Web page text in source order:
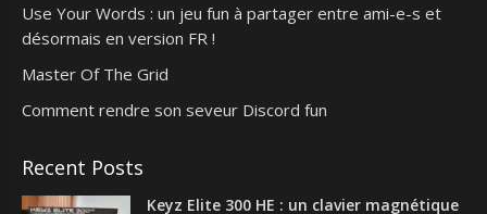
Use Your Words : un jeu fun à partager entre ami-e-s et
désormais en version FR !
Master Of The Grid
Comment rendre son seveur Discord fun
Recent Posts
Keyz Elite 300 HE : un clavier magnétique